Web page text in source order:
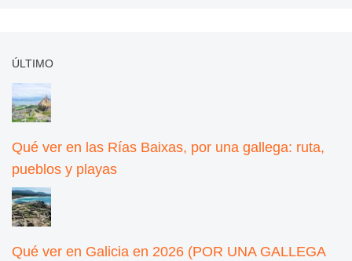
ÚLTIMO
Qué ver en las Rías Baixas, por una gallega: ruta,
pueblos y playas
Qué ver en Galicia en 2026 (POR UNA GALLEGA